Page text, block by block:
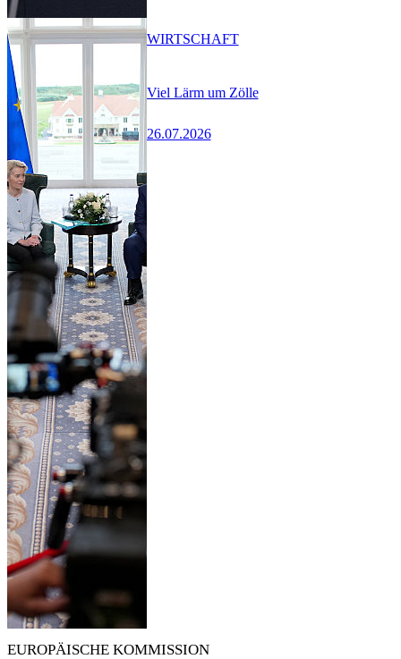
Viel Lärm um Zölle
26.07.2026
WIRTSCHAFT
EUROPÄISCHE KOMMISSION